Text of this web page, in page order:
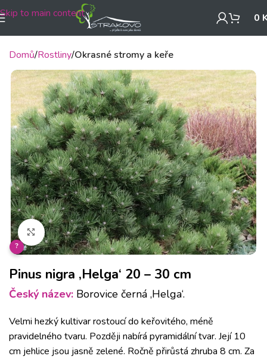
Skip to main content 0
Domů Rostliny Okrasné stromy a keře
Klikněte pro zvětšení
?
Pinus nigra ‚Helga‘ 20 – 30 cm
Český název: Borovice černá ‚Helga‘.
Velmi hezký kultivar rostoucí do keřovitého, méně
pravidelného tvaru. Později nabírá pyramidální tvar. Její 10
cm jehlice jsou jasně zelené. Ročně přirůstá zhruba 8 cm. Za